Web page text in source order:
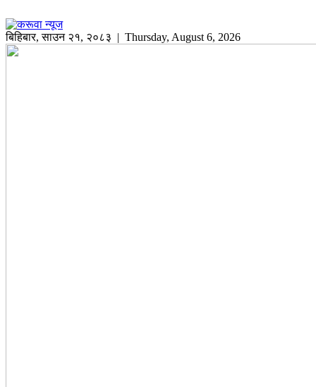
बिहिबार,साउन २१, २०८३ | Thursday, August 6, 2026